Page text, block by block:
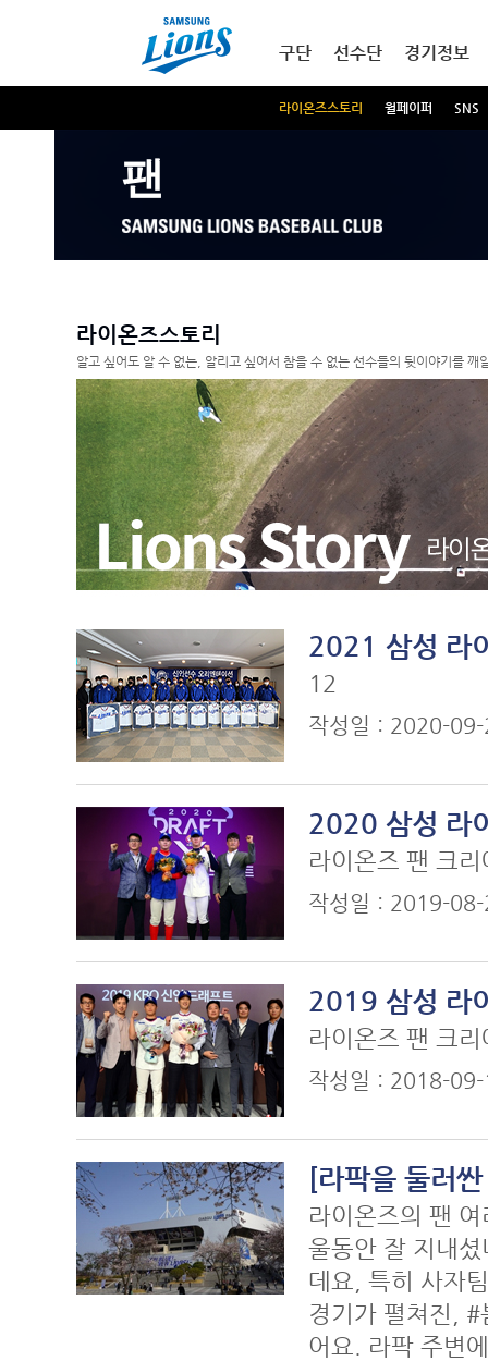
구단 선수단 경기정보
라이온즈스토리 월페이퍼 SNS
팬
라이온즈스토리
알고 싶어도 알 수 없는, 알리고 싶어서 참을 수 없는 선수들의 뒷이야기를 깨
2021 삼성 라
12
작성일 : 2020-
2020 삼성 라
라이온즈 팬 크
작성일 : 2019-
2019 삼성 라
라이온즈 팬 크
작성일 : 2018-
[라팍을 둘러
라이온즈의 팬
울동안 잘 지내
데요, 특히 사자
경기가 펼쳐진,
어요. 라팍 주변